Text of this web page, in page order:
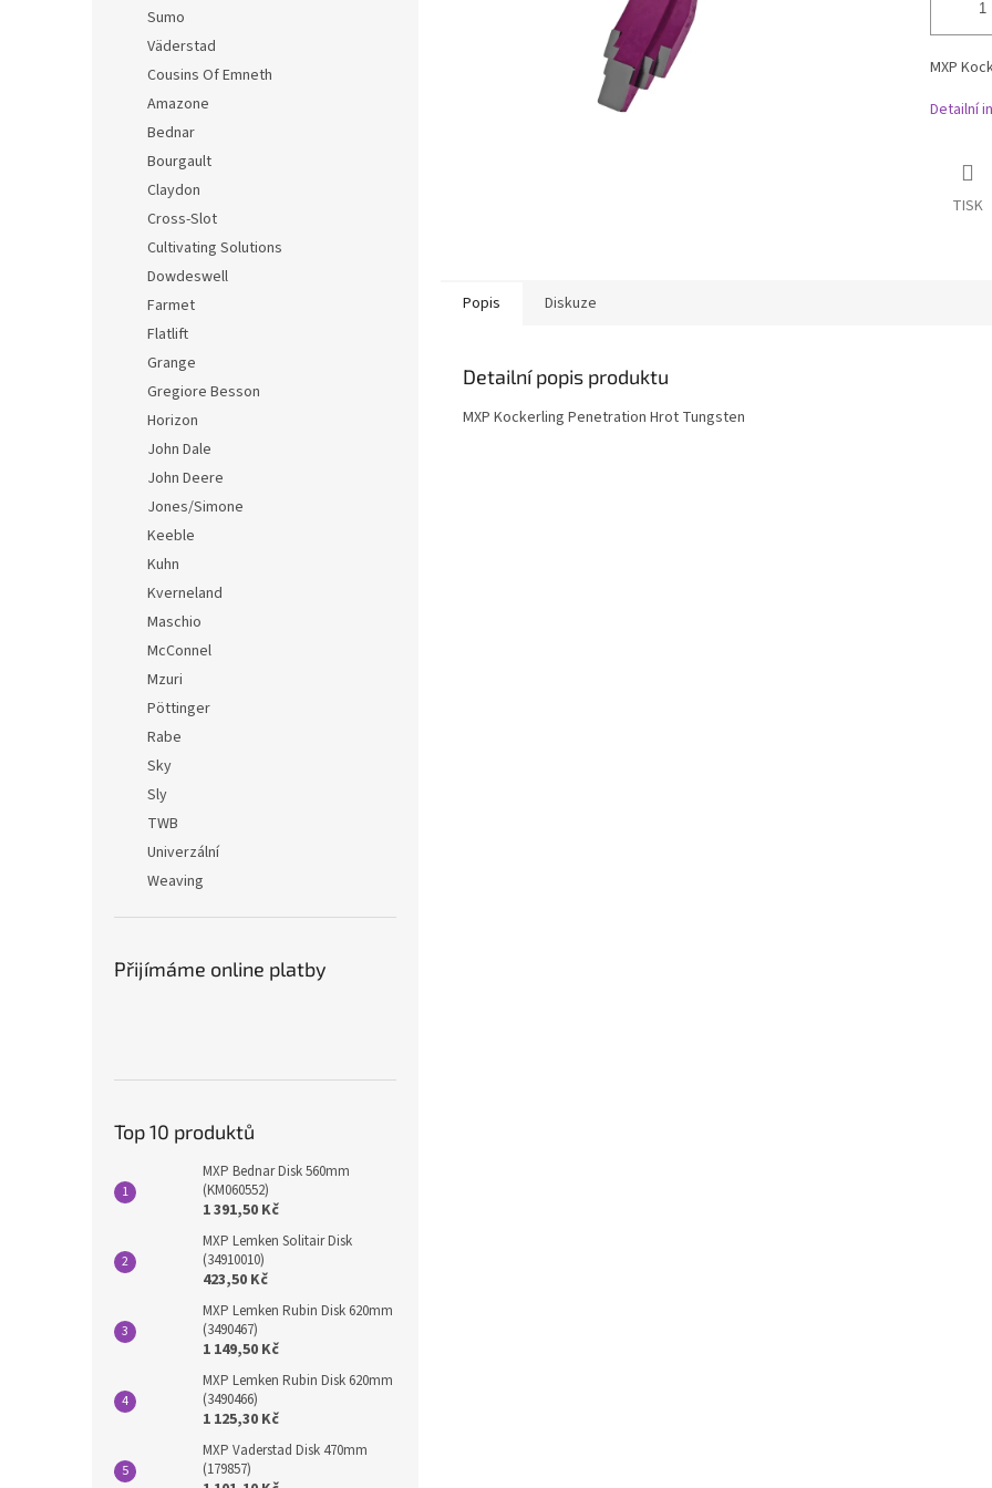
Sumo
Väderstad
Cousins Of Emneth
Amazone
Bednar
Bourgault
Claydon
Cross-Slot
Cultivating Solutions
Dowdeswell
Farmet
Flatlift
Grange
Gregiore Besson
Horizon
John Dale
John Deere
Jones/Simone
Keeble
Kuhn
Kverneland
Maschio
McConnel
Mzuri
Pöttinger
Rabe
Sky
Sly
TWB
Univerzální
Weaving
Přijímáme online platby
Top 10 produktů
MXP Bednar Disk 560mm
(KM060552)
1 391,50 Kč
MXP Lemken Solitair Disk
(34910010)
423,50 Kč
MXP Lemken Rubin Disk 620mm
(3490467)
1 149,50 Kč
MXP Lemken Rubin Disk 620mm
(3490466)
1 125,30 Kč
MXP Vaderstad Disk 470mm
(179857)
MXP
Detailní
TISK
Popis Diskuze
Detailní popis produktu
MXP Kockerling Penetration Hrot Tungsten